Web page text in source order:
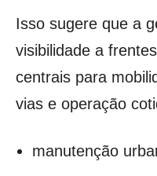
Isso sugere que a
visibilidade a
centrais para
vias e operação
manutenção